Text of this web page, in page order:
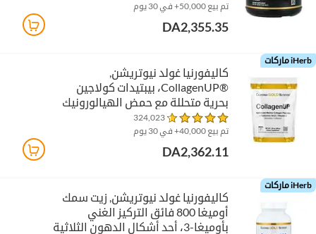
تم بيع 50,000+ في 30 يوم
DA2,355.35
iHerb ماركات
كاليفورنيا غولد نيوتريشن‏,
CollagenUP®‎، بيبتيدات كولاجين
بحرية متحللة مع حمض الهيالورونيك
أونصات (206 جم)
324,023
تم بيع 40,000+ في 30 يوم
DA2,362.11
iHerb ماركات
كاليفورنيا غولد نيوتريشن‏, زيت سمك
أوميغا 800 فائق التركيز الغني
بأوميغا-3، أحد أشكال الدهون الثلاثية